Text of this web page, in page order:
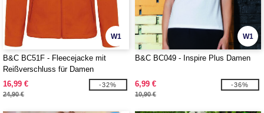
W1
B&C BC51F - Fleecejacke mit
Reißverschluss für Damen
16,99 €
24,90 €
-32%
W1
B&C BC049 - Inspire Plus Damen
6,99 €
10,90 €
-36%